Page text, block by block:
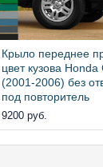
Крыло переднее
цвет кузова Honda
(2001-2006) без
под повторитель
9200 руб.